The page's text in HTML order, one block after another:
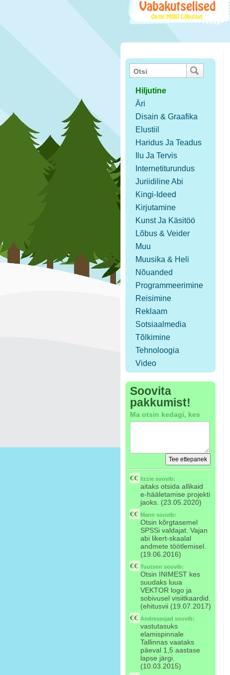
Hiljutine
Äri
Disain & Graafika
Elustiil
Haridus Ja Teadus
Ilu Ja Tervis
Internetiturundus
Juriidiline Abi
Kingi-Ideed
Kirjutamine
Kunst Ja Käsitöö
Lõbus & Veider
Muu
Muusika & Heli
Nõuanded
Programmeerimine
Reisimine
Reklaam
Sotsiaalmedia
Tõlkimine
Tehnoloogia
Video
Soovita
pakkumist!
Ma otsin kedagi, kes
lizzie soovib:
aitaks otsida allikaid
e-hääletamise projekti
jaoks. (23.05.2020)
Mann soovib:
Otsin kõrgtasemel
SPSSi valdajat. Vajan
abi likert-skaalal
andmete töötlemisel.
(19.06.2016)
Tuutson soovib:
Otsin INIMEST kes
suudaks luua
VEKTOR logo ja
sobivusel visiitkaardid.
(ehitusvii (19.07.2017)
Andresasjad soovib:
vastutasuks
elamispinnale
Tallinnas vaataks
päeval 1,5 aastase
lapse järgi.
(10.03.2015)